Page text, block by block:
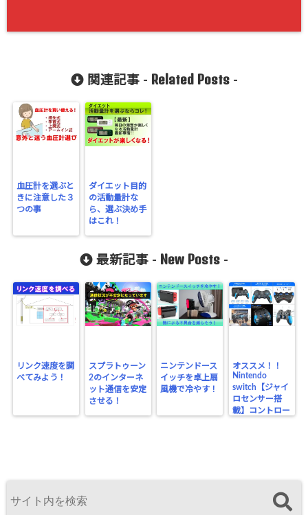
関連記事 - Related Posts-
血圧計を選ぶと
きに注意した３
つの事
ダイエット目的
の活動量計な
ら、選ぶ決め手
はこれ！
最新記事 - New Posts -
リンク速度を調
べてみよう！
スプラトゥーン
2のインターネ
ット通信を安定
させる！
ニンテンドース
イッチを卓上扇
風機で冷やす！
オススメ！！
Nintendo
switch【ジャイ
ロセンサー搭
載】コントロー